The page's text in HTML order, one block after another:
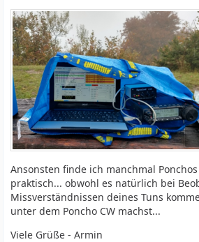
Ansonsten finde ich manchmal
praktisch... obwohl es natürlich bei
Missverständnissen deines Tuns
unter dem Poncho CW machst...
Viele Grüße - Armin